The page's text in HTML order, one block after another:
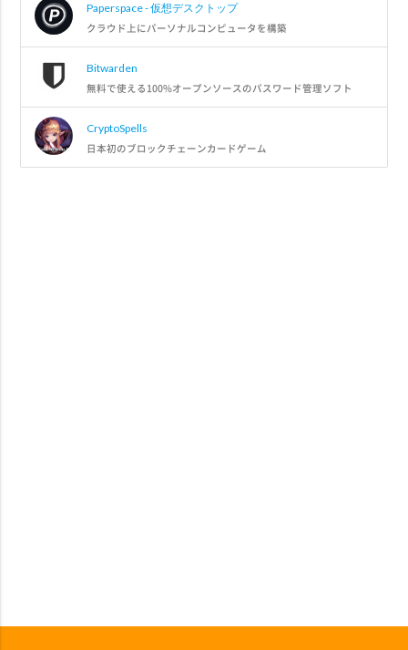
Paperspace - 仮想デスクトップ
クラウド上にパーソナルコンピュータを構築
Bitwarden
無料で使える100%オープンソースのパスワード管理ソフト
CryptoSpells
日本初のブロックチェーンカードゲーム